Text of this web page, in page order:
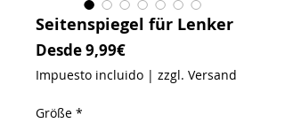
Seitenspiegel für Lenker
Desde9,99€Precio de oferta
Impuesto incluido | zzgl. Versand
Größe *